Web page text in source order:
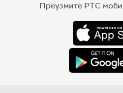
Преузмите РТС